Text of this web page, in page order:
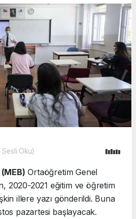
Sesli Oku)
Ortaöğretim Genel
2020-2021 eğitim ve öğretim
illere yazı gönderildi. Buna
pazartesi başlayacak.